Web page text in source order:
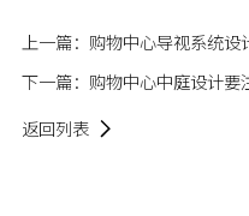
上一篇： 购物中心导视系统设
下一篇： 购物中心中庭设计要
返回列表